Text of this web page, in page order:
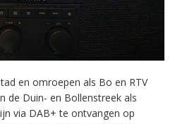
en omroepen als Bo en RTV
de Duin- en Bollenstreek als
via DAB+ te ontvangen op